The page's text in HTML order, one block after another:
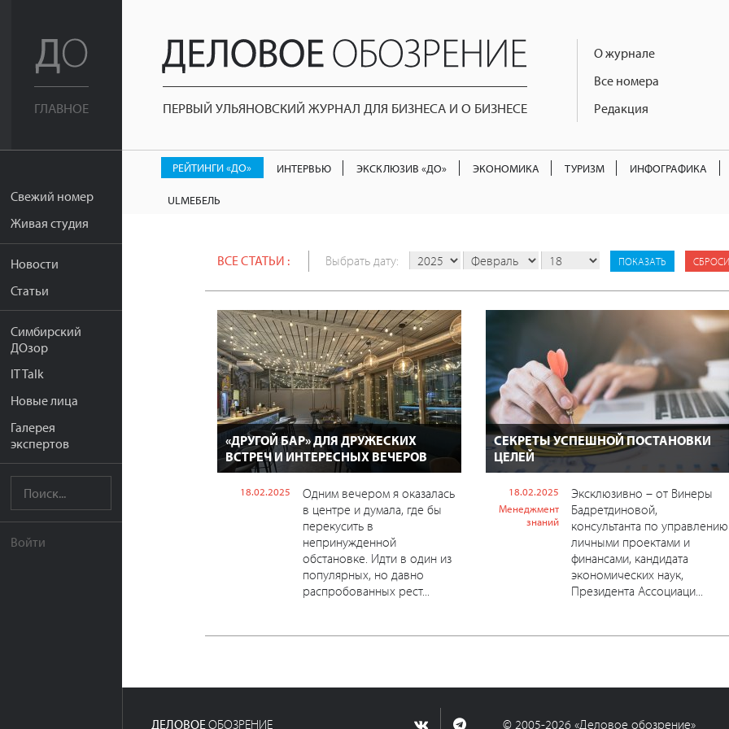
ГЛАВНОЕ
Свежий номер
Живая студия
Новости
Статьи
Симбирский
ДОзор
IT Talk
Новые лица
Галерея
экспертов
Войти
ПЕРВЫЙ УЛЬЯНОВСКИЙ ЖУРНАЛ ДЛЯ БИЗНЕСА И О БИЗНЕСЕ
О журнале
Все номера
Редакция
РЕЙТИНГИ «ДО» ИНТЕРВЬЮ ЭКСКЛЮЗИВ «ДО» ЭКОНОМИКА ТУРИЗМ ИНФОГРАФИКА
ULМЕБЕЛЬ
ВСЕ СТАТЬИ : Выбрать дату:
«ДРУГОЙ БАР» ДЛЯ ДРУЖЕСКИХ
ВСТРЕЧ И ИНТЕРЕСНЫХ ВЕЧЕРОВ
18.02.2025
Одним вечером я оказалась
в центре и думала, где бы
перекусить в
непринужденной
обстановке. Идти в один из
популярных, но давно
распробованных рест...
СЕКРЕТЫ УСПЕШНОЙ ПОСТАНОВКИ
ЦЕЛЕЙ
18.02.2025
Менеджмент
знаний
Эксклюзивно – от Винеры
Бадретдиновой,
консультанта по управлению
личными проектами и
финансами, кандидата
экономических наук,
Президента Ассоциаци...
ДЕЛОВОЕОБОЗРЕНИЕ © 2005-2026 «Деловое обозрение»